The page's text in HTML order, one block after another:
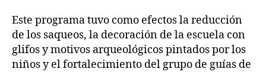
Este programa tuvo como efectos la reducción
de los saqueos, la decoración de la escuela con
glifos y motivos arqueológicos pintados por los
niños y el fortalecimiento del grupo de guías de